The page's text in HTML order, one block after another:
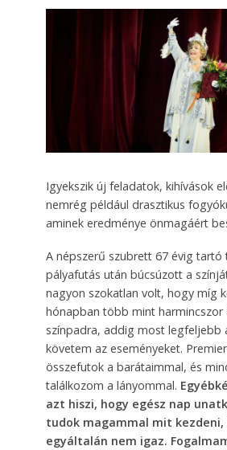
Igyekszik új feladatok, kihívások
nemrég például drasztikus
aminek eredménye önmagáért
A népszerű szubrett 67 évig tartó
pályafutás után búcsúzott a
nagyon szokatlan volt, hogy míg
hónapban több mint harmincszor
színpadra, addig most legfeljebb
követem az eseményeket.
összefutok a barátaimmal, és
találkozom a lányommal.
azt hiszi, hogy egész nap
tudok magammal mit
egyáltalán nem igaz.